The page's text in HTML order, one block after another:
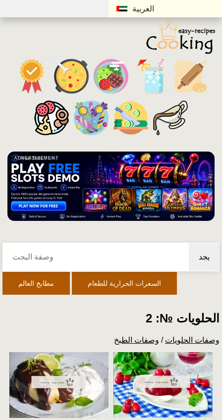
العربية
ADVERTISEMENT
يجد
مطابخ العالم السعرات الحرارية للطعام
الحلويات №: 2
وصفات الطبخ / وصفات الحلويات